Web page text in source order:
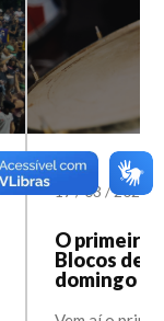
17/03 /2023
O primeiro
Blocos de
domingo